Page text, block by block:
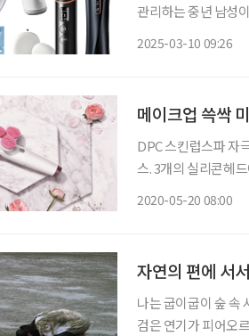
관리하는 중년 남성
2025-03-10 09:26
메이크업 쓱싹
DPC 스킨럽스파 자
스. 3개의 실리콘헤
2020-05-20 08:00
자연의 편에 서
나는 굽이굽이 숲 속
검은 연기가 피어오